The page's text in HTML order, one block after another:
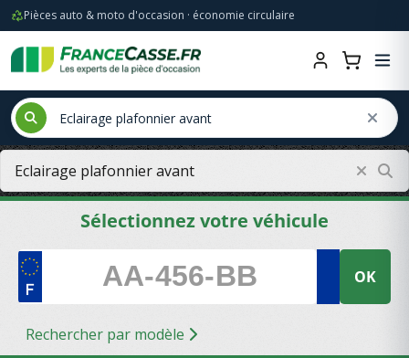
Pièces auto & moto d'occasion · économie circulaire
Sélectionnez votre véhicule
OK
Rechercher par modèle